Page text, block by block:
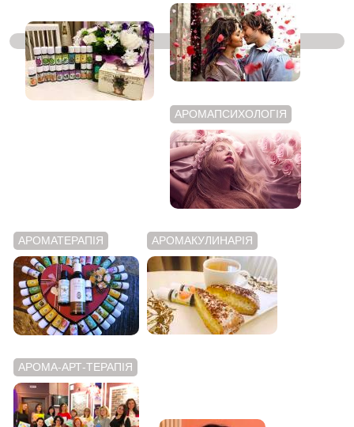
АРОМАПСИХОЛОГІЯ
АРОМАТЕРАПІЯ АРОМАКУЛИНАРІЯ
АРОМА-АРТ-ТЕРАПІЯ